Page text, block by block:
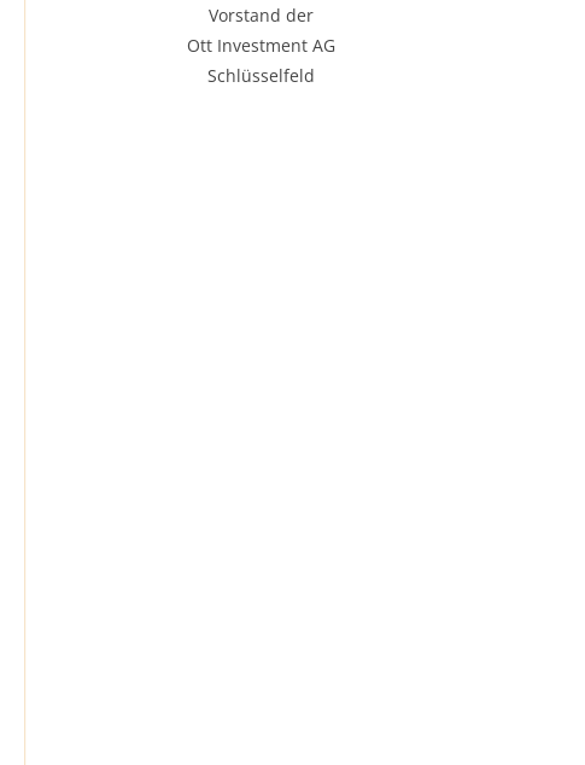
Vorstand der
Ott Investment AG
Schlüsselfeld